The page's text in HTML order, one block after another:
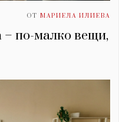
ОТ МАРИЕЛА ИЛИЕВА
по-малко вещи,